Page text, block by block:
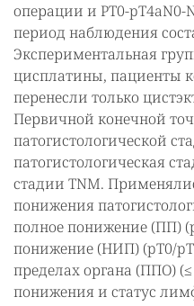
операции и PT0-pT4aN0-
период наблюдения
Экспериментальная
цисплатины, пациенты
перенесли только
Первичной конечной
патогистологической
патогистологическая
стадии TNM.
понижения
полное понижение (ПП)
понижение (НИП) (pT0/
пределах органа (ППО)
понижения и статус